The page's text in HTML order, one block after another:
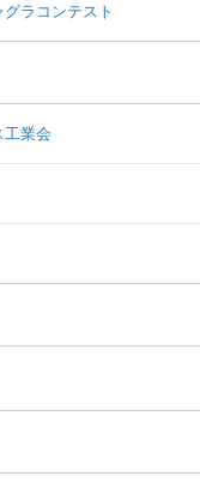
ラコンテスト
工業会